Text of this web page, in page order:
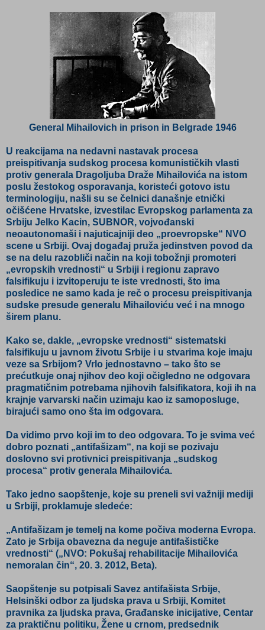
General Mihailovich in prison in Belgrade 1946
U reakcijama na nedavni nastavak procesa
preispitivanja sudskog procesa komunističkih vlasti
protiv generala Dragoljuba Draže Mihailovića na istom
poslu žestokog osporavanja, koristeći gotovo istu
terminologiju, našli su se čelnici današnje etnički
očišćene Hrvatske, izvestilac Evropskog parlamenta za
Srbiju Jelko Kacin, SUBNOR, vojvođanski
neoautonomaši i najuticajniji deo „proevropske“ NVO
scene u Srbiji. Ovaj događaj pruža jedinstven povod da
se na delu razobliči način na koji tobožnji promoteri
„evropskih vrednosti“ u Srbiji i regionu zapravo
falsifikuju i izvitoperuju te iste vrednosti, što ima
posledice ne samo kada je reč o procesu preispitivanja
sudske presude generalu Mihailoviću već i na mnogo
širem planu.
Kako se, dakle, „evropske vrednosti“ sistematski
falsifikuju u javnom životu Srbije i u stvarima koje imaju
veze sa Srbijom? Vrlo jednostavno – tako što se
prećutkuje onaj njihov deo koji očigledno ne odgovara
pragmatičnim potrebama njihovih falsifikatora, koji ih na
krajnje varvarski način uzimaju kao iz samoposluge,
birajući samo ono šta im odgovara.
Da vidimo prvo koji im to deo odgovara. To je svima već
dobro poznati „antifašizam“, na koji se pozivaju
doslovno svi protivnici preispitivanja „sudskog
procesa“ protiv generala Mihailovića.
Tako jedno saopštenje, koje su preneli svi važniji mediji
u Srbiji, proklamuje sledeće:
„Antifašizam je temelj na kome počiva moderna Evropa.
Zato je Srbija obavezna da neguje antifašističke
vrednosti“ („NVO: Pokušaj rehabilitacije Mihailovića
nemoralan čin“, 20. 3. 2012, Beta).
Saopštenje su potpisali Savez antifašista Srbije,
Helsinški odbor za ljudska prava u Srbiji, Komitet
pravnika za ljudska prava, Građanske inicijative, Centar
za praktičnu politiku, Žene u crnom, predsednik